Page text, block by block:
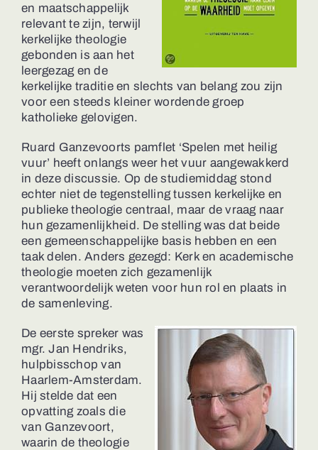
en maatschappelijk
relevant te zijn, terwijl
kerkelijke theologie
gebonden is aan het
leergezag en de
kerkelijke traditie en slechts van belang zou zijn
voor een steeds kleiner wordende groep
katholieke gelovigen.
Ruard Ganzevoorts pamflet ‘Spelen met heilig
vuur’ heeft onlangs weer het vuur aangewakkerd
in deze discussie. Op de studiemiddag stond
echter niet de tegenstelling tussen kerkelijke en
publieke theologie centraal, maar de vraag naar
hun gezamenlijkheid. De stelling was dat beide
een gemeenschappelijke basis hebben en een
taak delen. Anders gezegd: Kerk en academische
theologie moeten zich gezamenlijk
verantwoordelijk weten voor hun rol en plaats in
de samenleving.
De eerste spreker was
mgr. Jan Hendriks,
hulpbisschop van
Haarlem-Amsterdam.
Hij stelde dat een
opvatting zoals die
van Ganzevoort,
waarin de theologie